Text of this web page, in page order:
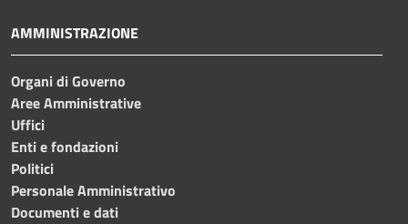
AMMINISTRAZIONE
Organi di Governo
Aree Amministrative
Uffici
Enti e fondazioni
Politici
Personale Amministrativo
Documenti e dati